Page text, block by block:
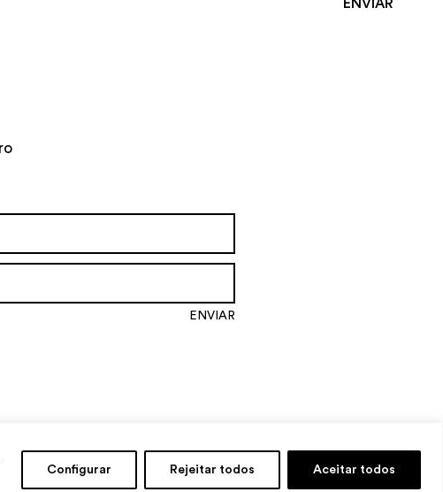
Configurar Rejeitar todos Aceitar todos